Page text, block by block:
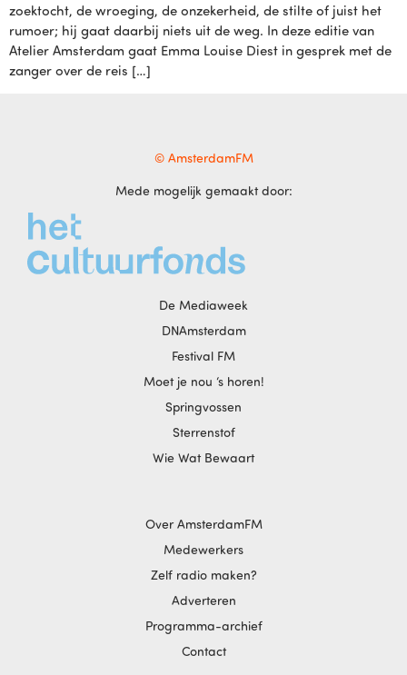
zoektocht, de wroeging, de onzekerheid, de stilte of juist het
rumoer; hij gaat daarbij niets uit de weg. In deze editie van
Atelier Amsterdam gaat Emma Louise Diest in gesprek met de
zanger over de reis […]
© AmsterdamFM
Mede mogelijk gemaakt door:
De Mediaweek
DNAmsterdam
Festival FM
Moet je nou ‘s horen!
Springvossen
Sterrenstof
Wie Wat Bewaart
Over AmsterdamFM
Medewerkers
Zelf radio maken?
Adverteren
Programma-archief
Contact